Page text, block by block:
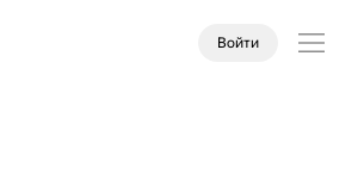
Войти